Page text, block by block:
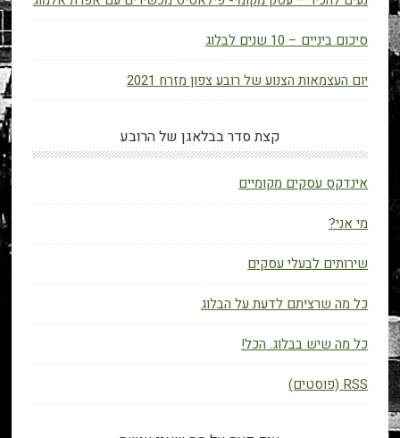
סיכום ביניים – 10 שנים לבלוג
יום העצמאות הצנוע של רובע צפון מזרח 2021
קצת סדר בבלאגן של הרובע
אינדקס עסקים מקומיים
מי אני?
שירותים לבעלי עסקים
כל מה שרציתם לדעת על הבלוג
כל מה שיש בבלוג. הכל!
RSS (פוסטים)